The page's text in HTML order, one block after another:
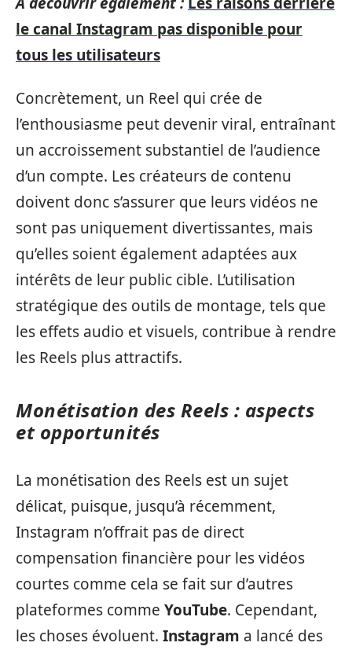
le canal Instagram pas disponible pour
tous les utilisateurs
Concrètement, un Reel qui crée de
l’enthousiasme peut devenir viral, entraînant
un accroissement substantiel de l’audience
d’un compte. Les créateurs de contenu
doivent donc s’assurer que leurs vidéos ne
sont pas uniquement divertissantes, mais
qu’elles soient également adaptées aux
intérêts de leur public cible. L’utilisation
stratégique des outils de montage, tels que
les effets audio et visuels, contribue à rendre
les Reels plus attractifs.
Monétisation des Reels : aspects
et opportunités
La monétisation des Reels est un sujet
délicat, puisque, jusqu’à récemment,
Instagram n’offrait pas de direct
compensation financière pour les vidéos
courtes comme cela se fait sur d’autres
plateformes comme YouTube. Cependant,
les choses évoluent. Instagram a lancé des